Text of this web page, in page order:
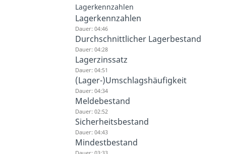
Lagerkennzahlen
Lagerkennzahlen
Dauer: 04:46
Durchschnittlicher Lagerbestand
Dauer: 04:28
Lagerzinssatz
Dauer: 04:51
(Lager-)Umschlagshäufigkeit
Dauer: 04:34
Meldebestand
Dauer: 02:52
Sicherheitsbestand
Dauer: 04:43
Mindestbestand